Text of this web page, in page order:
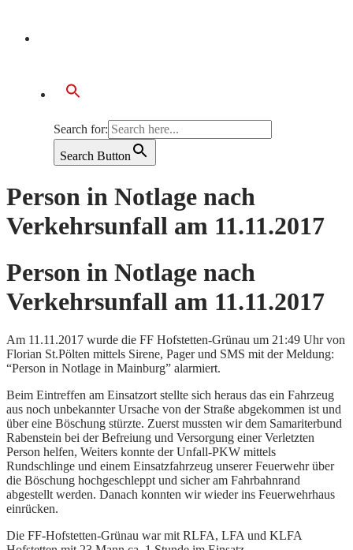
Search for:
Search Button
Person in Notlage nach
Verkehrsunfall am 11.11.2017
Person in Notlage nach
Verkehrsunfall am 11.11.2017
Am 11.11.2017 wurde die FF Hofstetten-Grünau um 21:49 Uhr von
Florian St.Pölten mittels Sirene, Pager und SMS mit der Meldung:
“Person in Notlage in Mainburg” alarmiert.
Beim Eintreffen am Einsatzort stellte sich heraus das ein Fahrzeug
aus noch unbekannter Ursache von der Straße abgekommen ist und
über eine Böschung stürzte. Zuerst mussten wir dem Samariterbund
Rabenstein bei der Befreiung und Versorgung einer Verletzten
Person helfen, Weiters konnte der Unfall-PKW mittels
Rundschlinge und einem Einsatzfahrzeug unserer Feuerwehr über
die Böschung hochgeschleppt und sicher am Fahrbahnrand
abgestellt werden. Danach konnten wir wieder ins Feuerwehrhaus
einrücken.
Die FF-Hofstetten-Grünau war mit RLFA, LFA und KLFA